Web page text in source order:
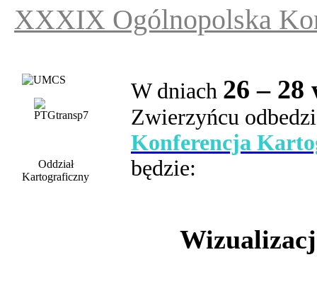
XXXIX Ogólnopolska
Oddział
Kartograficzny
W dniach 26 – 28
Zwierzyńcu
Konferencja
będzie: